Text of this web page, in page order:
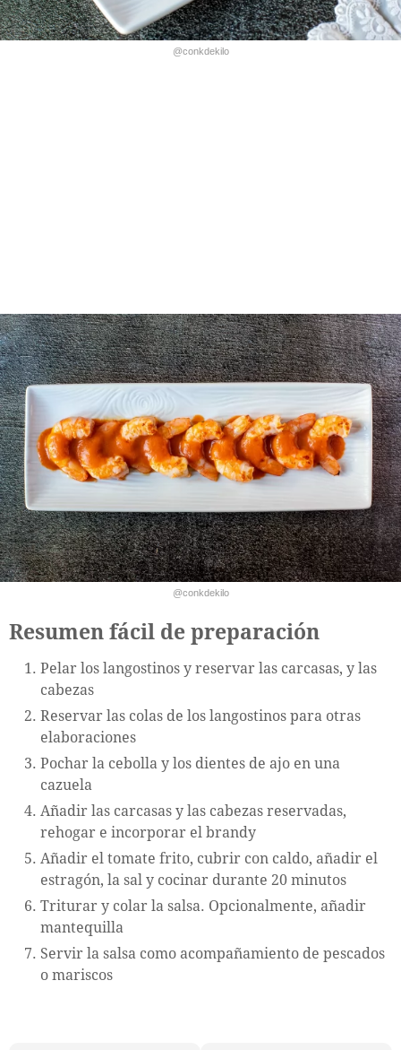
@conkdekilo
@conkdekilo
Resumen fácil de preparación
Pelar los langostinos y reservar las carcasas, y las
cabezas
Reservar las colas de los langostinos para otras
elaboraciones
Pochar la cebolla y los dientes de ajo en una
cazuela
Añadir las carcasas y las cabezas reservadas,
rehogar e incorporar el brandy
Añadir el tomate frito, cubrir con caldo, añadir el
estragón, la sal y cocinar durante 20 minutos
Triturar y colar la salsa. Opcionalmente, añadir
mantequilla
Servir la salsa como acompañamiento de pescados
o mariscos